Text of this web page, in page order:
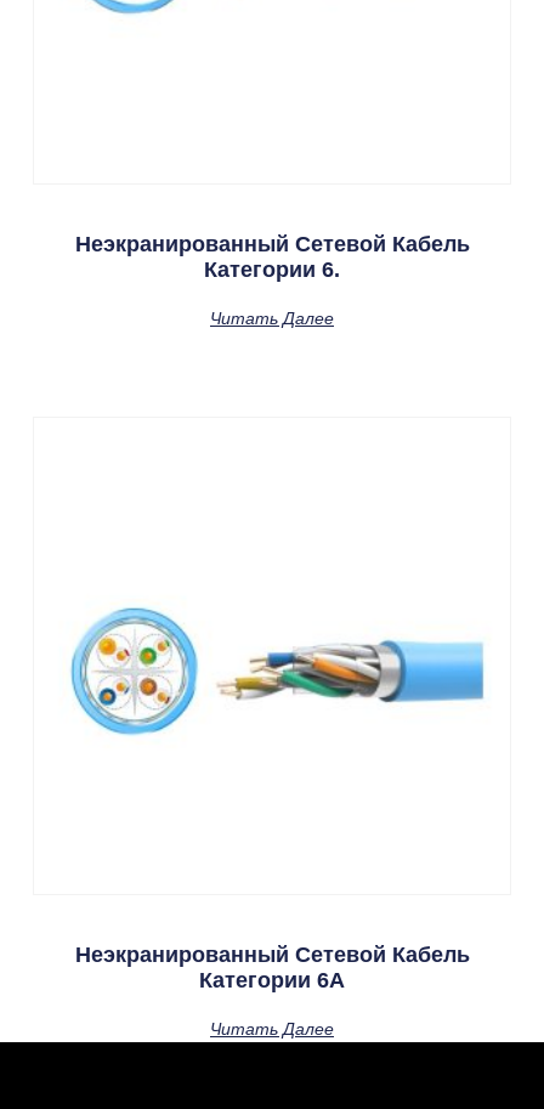
Неэкранированный Сетевой Кабель
Категории 6.
Читать Далее
Неэкранированный Сетевой Кабель
Категории 6А
Читать Далее